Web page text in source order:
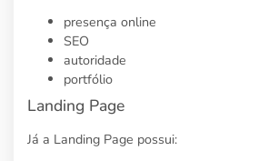
presença online
SEO
autoridade
portfólio
Landing Page
Já a Landing Page possui: